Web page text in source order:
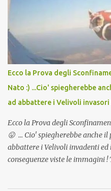
andava bene anche, a
l'articolo per NON Dimenticare!
Ecco la Prova degli
Nato :) ...Cio' spiegherebbe
ad abbattere i Velivoli invasori
Ecco la Prova degli
😛 ... Cio' spiegherebbe anche
abbattere i Velivoli invadenti ed
conseguenze viste le immagini